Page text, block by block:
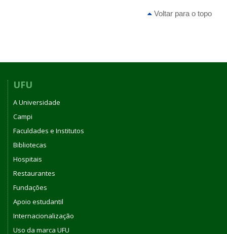
Voltar para o topo
UFU
A Universidade
Campi
Faculdades e Institutos
Bibliotecas
Hospitais
Restaurantes
Fundações
Apoio estudantil
Internacionalização
Uso da marca UFU